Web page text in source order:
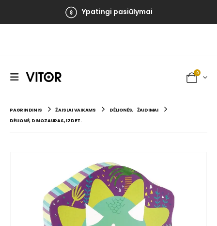
Ypatingi pasiūlymai
0
PAGRINDINIS ŽAISLAI VAIKAMS DĖLIONĖS, ŽAIDIMAI
DĖLIONĖ, DINOZAURAS, 12 DET.